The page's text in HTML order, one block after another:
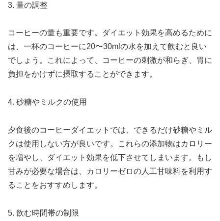
3. 量の調整
コーヒーの量も重要です。ダイエット効果を高めるために
は、一杯のコーヒーに20〜30mlの水を加えて飲むと良い
でしょう。これによって、コーヒーの刺激が和らぎ、胃に
負担をかけずに摂取することができます。
4. 砂糖やミルクの使用
夕食後のコーヒーダイエットでは、できるだけ砂糖やミル
クは使用しない方が良いです。これらの添加物はカロリー
を増やし、ダイエット効果を低下させてしまいます。もし
甘みが必要な場合は、カロリーゼロの人工甘味料を利用す
ることをおすすめします。
5. 飲む時間帯の制限